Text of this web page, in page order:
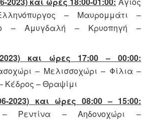
– Μαυρομμάτι –
– Αμυγδαλή – Κρυοπηγή –
) και ώρες 17:00 – 00:00:
– Μελισσοχώρι – Φίλια –
– Θραψίμι
2023) και ώρες 08:00 – 15:00:
– Ρεντίνα – Αηδονοχώρι –